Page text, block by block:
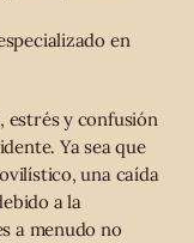
en
estrés y confusión
Ya sea que
una caída
a la
a menudo no